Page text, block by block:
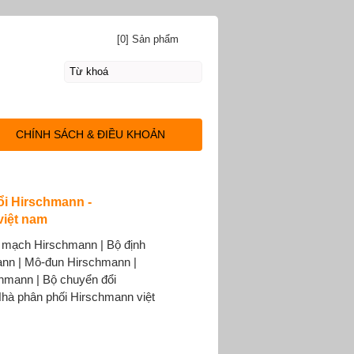
Hirschmann -
nam
Hirschmann | Bộ định
| Mô-đun Hirschmann |
| Bộ chuyển đổi
phân phối Hirschmann việt
[0] Sản phẩm
CHÍNH SÁCH & ĐIỀU KHOẢN